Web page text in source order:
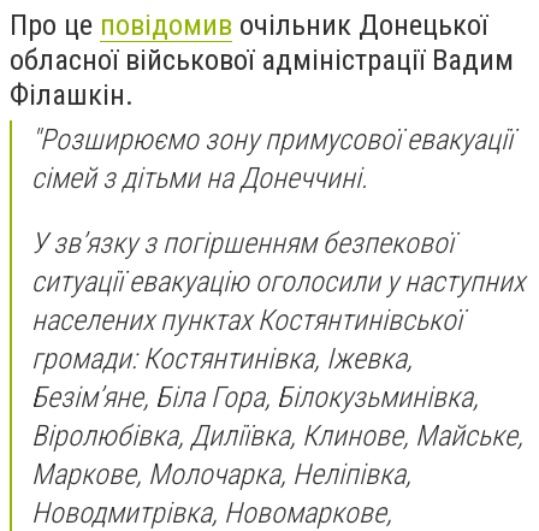
Про це повідомив очільник Донецької
обласної військової адміністрації Вадим
Філашкін.
"Розширюємо зону примусової евакуації
сімей з дітьми на Донеччині.
У зв’язку з погіршенням безпекової
ситуації евакуацію оголосили у наступних
населених пунктах Костянтинівської
громади: Костянтинівка, Іжевка,
Безім’яне, Біла Гора, Білокузьминівка,
Віролюбівка, Диліївка, Клинове, Майське,
Маркове, Молочарка, Неліпівка,
Новодмитрівка, Новомаркове,